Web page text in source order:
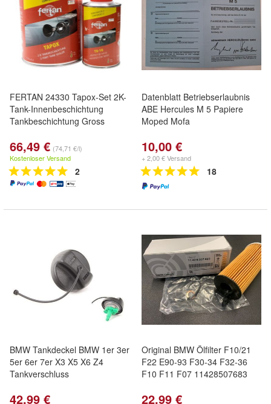
FERTAN 24330 Tapox-Set 2K-
Tank-Innenbeschichtung
Tankbeschichtung Gross
66,49 € (74,71 €/l)
Kostenloser Versand
2
Datenblatt Betriebserlaubnis
ABE Hercules M 5 Papiere
Moped Mofa
10,00 €
+ 2,00 € Versand
18
BMW Tankdeckel BMW 1er 3er
5er 6er 7er X3 X5 X6 Z4
Tankverschluss
42,99 €
Original BMW Ölfilter F10/21
F22 E90-93 F30-34 F32-36
F10 F11 F07 11428507683
22,99 €